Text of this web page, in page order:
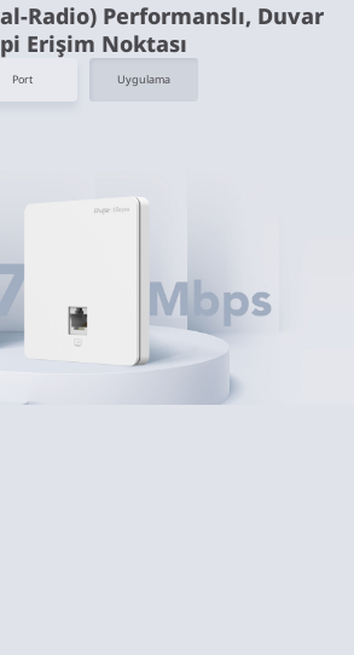
Radio) Performanslı, Duvar
Erişim Noktası
Port Uygulama